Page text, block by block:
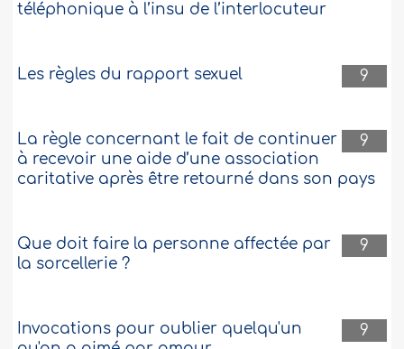
téléphonique à l’insu de l’interlocuteur
9
Les règles du rapport sexuel
9
La règle concernant le fait de continuer
à recevoir une aide d’une association
caritative après être retourné dans son pays
9
Que doit faire la personne affectée par
la sorcellerie ?
9
Invocations pour oublier quelqu'un